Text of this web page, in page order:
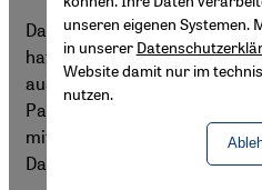
Das Jahr 2015 endete im
hat seine Kontrolle über das
ausgebaut und den
Palästinenser antworten auf
mit Messerattacken.
Daniella Cheslow
unseren eigenen Systemen.
in unserer
Website damit nur im
nutzen.